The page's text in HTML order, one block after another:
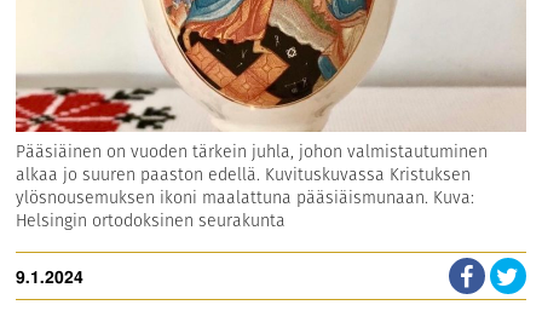
Pääsiäinen on vuoden tärkein juhla, johon valmistautuminen
alkaa jo suuren paaston edellä. Kuvituskuvassa Kristuksen
ylösnousemuksen ikoni maalattuna pääsiäismunaan. Kuva:
Helsingin ortodoksinen seurakunta
9.1.2024